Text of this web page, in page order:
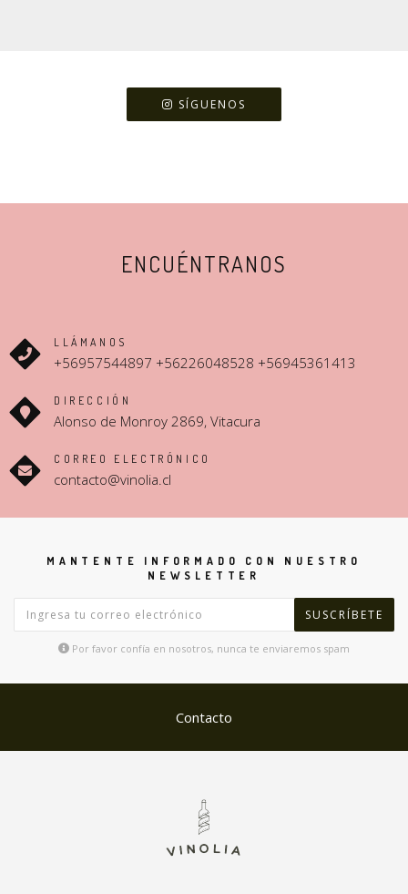
SÍGUENOS
ENCUÉNTRANOS
LLÁMANOS
+56957544897 +56226048528 +56945361413
DIRECCIÓN
Alonso de Monroy 2869, Vitacura
CORREO ELECTRÓNICO
contacto@vinolia.cl
MANTENTE INFORMADO CON NUESTRO
NEWSLETTER
Por favor confía en nosotros, nunca te enviaremos spam
Contacto